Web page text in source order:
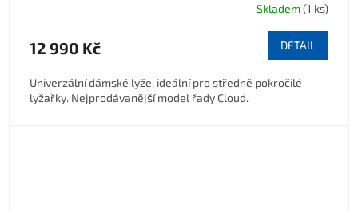
Skladem(1 ks)
12 990 Kč DETAIL
Univerzální dámské lyže, ideální pro středně pokročilé
lyžařky. Nejprodávanější model řady Cloud.